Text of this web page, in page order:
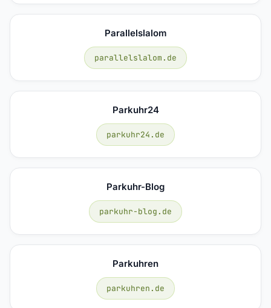
Parallelslalom
parallelslalom.de
Parkuhr24
parkuhr24.de
Parkuhr-Blog
parkuhr-blog.de
Parkuhren
parkuhren.de